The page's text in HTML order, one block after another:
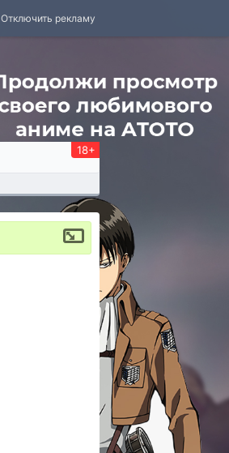
Отключить рекламу
18+